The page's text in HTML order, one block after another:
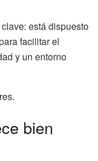
está dispuesto
facilitar el
y un entorno
bien